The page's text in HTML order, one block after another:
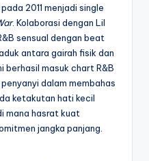
2011 menjadi single
. Kolaborasi dengan Lil
sensual dengan beat
antara gairah fisik dan
berhasil masuk chart R&B
dalam membahas
ketakutan hati kecil
mana hasrat kuat
jangka panjang.